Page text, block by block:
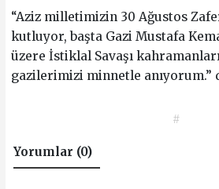
“Aziz milletimizin 30 Ağustos
kutluyor, başta Gazi Mustafa
üzere İstiklal Savaşı
gazilerimizi minnetle
#
Yorumlar (0)